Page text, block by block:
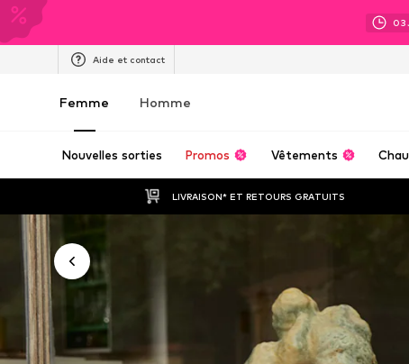
03
Aide et contact
Femme Homme
Nouvelles sorties Promos Vêtements
LIVRAISON* ET RETOURS GRATUITS